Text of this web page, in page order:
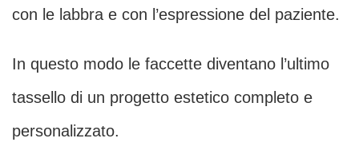
con le labbra e con l’espressione del paziente.
In questo modo le faccette diventano l’ultimo
tassello di un progetto estetico completo e
personalizzato.